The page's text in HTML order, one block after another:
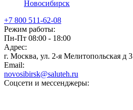
Новосибирск
+7 800 511-62-08
Режим работы:
Пн-Пт 08:00 - 18:00
Адрес:
г. Москва, ул. 2-я Мелитопольская д 3
Email:
novosibirsk@saluteh.ru
Соцсети и мессенджеры: